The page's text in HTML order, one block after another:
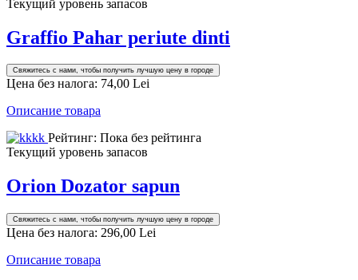
Текущий уровень запасов
Graffio Pahar periute dinti
Свяжитесь с нами, чтобы получить лучшую цену в городе
Цена без налога: 74,00 Lei
Описание товара
Рейтинг: Пока без рейтинга
Текущий уровень запасов
Orion Dozator sapun
Свяжитесь с нами, чтобы получить лучшую цену в городе
Цена без налога: 296,00 Lei
Описание товара